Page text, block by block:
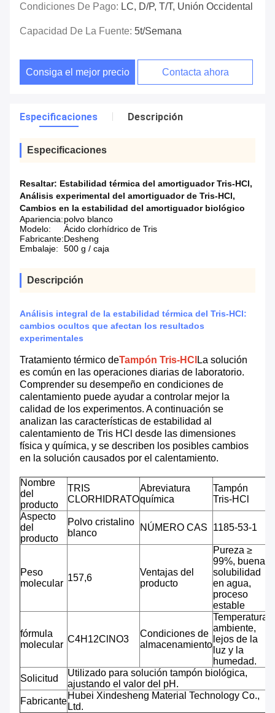
Condiciones De Pago: LC, D/P, T/T, Unión Occidental
Capacidad De La Fuente: 5t/semana
Consiga el mejor precio Contacta ahora
Especificaciones Descripción
Especificaciones
Resaltar: Estabilidad térmica del amortiguador Tris-HCl,
Análisis experimental del amortiguador de Tris-HCl,
Cambios en la estabilidad del amortiguador biológico
Apariencia:polvo blanco
Modelo:
Ácido clorhídrico de Tris
Fabricante:Desheng
Embalaje:
500 g / caja
Descripción
Análisis integral de la estabilidad térmica del Tris-HCl:
cambios ocultos que afectan los resultados
experimentales
Tratamiento térmico deTampón Tris-HCl La solución
es común en las operaciones diarias de laboratorio.
Comprender su desempeño en condiciones de
calentamiento puede ayudar a controlar mejor la
calidad de los experimentos. A continuación se
analizan las características de estabilidad al
calentamiento de Tris HCl desde las dimensiones
física y química, y se describen los posibles cambios
en la solución causados ​​por el calentamiento.
Nombre
del
producto
TRIS
CLORHIDRATO
Abreviatura
química
Tampón
Tris-HCl
Aspecto
del
producto
Polvo cristalino
blanco
NÚMERO CAS 1185-53-1
Peso
molecular
157,6
Ventajas del
producto
Pureza ≥
99%, buena
solubilidad
en agua,
proceso
estable
fórmula
molecular
C4H12ClNO3
Condiciones de
almacenamiento
Temperatura
ambiente,
lejos de la
luz y la
humedad.
Solicitud
Utilizado para solución tampón biológica,
ajustando el valor del pH.
Fabricante
Hubei Xindesheng Material Technology Co.,
Ltd.